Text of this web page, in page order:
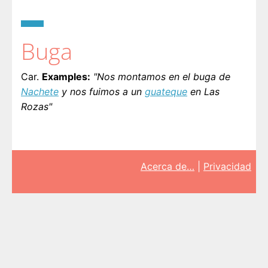
Buga
Car. Examples: "Nos montamos en el buga de
Nachete y nos fuimos a un guateque en Las
Rozas"
Acerca de… Privacidad